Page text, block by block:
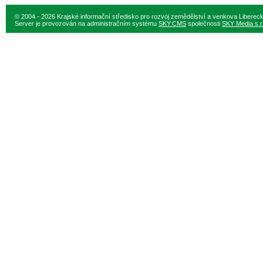
© 2004 - 2026 Krajské informační středisko pro rozvoj zemědělství a venkova
Server je provozován na administračním systému SKY:CMS společnosti SKY Media